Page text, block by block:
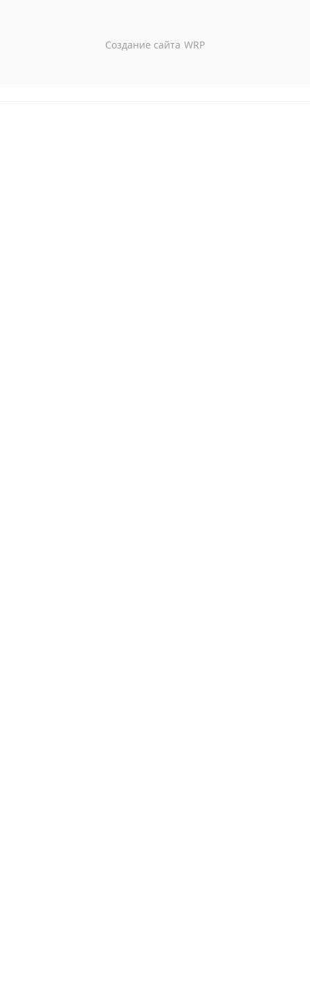
Создание сайта WRP